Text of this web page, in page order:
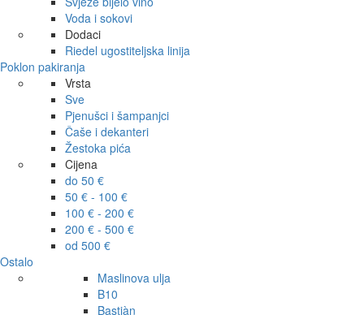
Voda i sokovi
Dodaci
Riedel ugostiteljska linija
Poklon pakiranja
Vrsta
Sve
Pjenušci i šampanjci
Čaše i dekanteri
Žestoka pića
Cijena
do 50 €
50 € - 100 €
100 € - 200 €
200 € - 500 €
od 500 €
Ostalo
Maslinova ulja
B10
Bastiàn